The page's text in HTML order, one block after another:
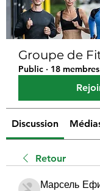
Groupe de
Public · 18 membres
Discussion
Retour
Марсель